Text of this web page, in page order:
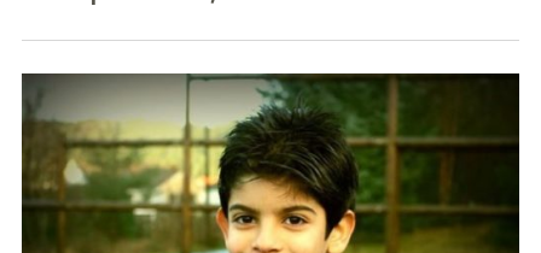
Διασκέδαση
Εκπαίδευση
Βάπτιση
Οργάνωση
Βάπτισης